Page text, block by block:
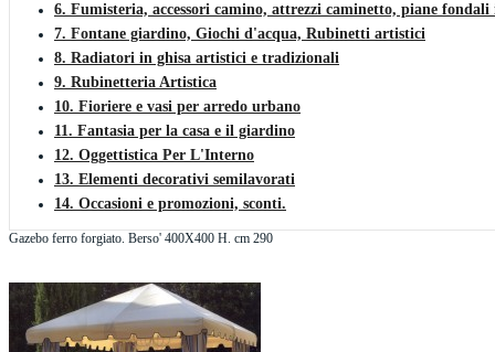
6. Fumisteria, accessori camino, attrezzi caminetto, piane fondali
7. Fontane giardino, Giochi d'acqua, Rubinetti artistici
8. Radiatori in ghisa artistici e tradizionali
9. Rubinetteria Artistica
10. Fioriere e vasi per arredo urbano
11. Fantasia per la casa e il giardino
12. Oggettistica Per L'Interno
13. Elementi decorativi semilavorati
14. Occasioni e promozioni, sconti.
Gazebo ferro forgiato. Berso' 400X400 H. cm 290